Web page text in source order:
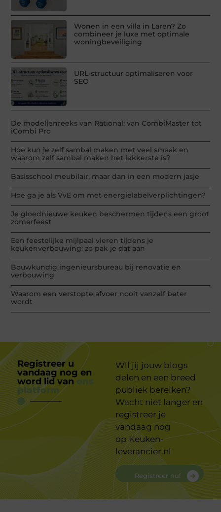
Wonen in een villa in Laren? Zo
combineer je luxe met optimale
woningbeveiliging
URL-structuur optimaliseren voor
SEO
De modellenreeks van Rational: van CombiMaster tot
iCombi Pro
Hoe kun je zelf sambal maken met veel smaak en
waarom zelf sambal maken het lekkerste is?
Basisschool meubilair, maar dan in een modern jasje
Hoe ga je als VvE om met energielabelverplichtingen?
Je gloednieuwe keuken beschermen tijdens een groot
zomerfeest
Een feestelijke mijlpaal vieren tijdens je
keukenverbouwing: zo pak je dat aan
Bouwkundig ingenieursbureau bij renovatie en
verbouwing
Waarom een verstopte afvoer nooit vanzelf beter
wordt
Registreer u
vandaag nog en
word lid van
platform
Wil jij jouw blogs
delen en een breed
publiek bereiken?
Wacht niet langer en
registreer je
vandaag nog
opKeuken-
leverancier.nl
Registreer nu!